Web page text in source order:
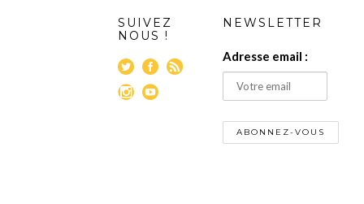
SUIVEZ
NOUS !
NEWSLETTER
Adresse email :